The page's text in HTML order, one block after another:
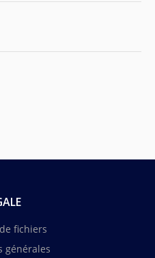
fichiers
générales